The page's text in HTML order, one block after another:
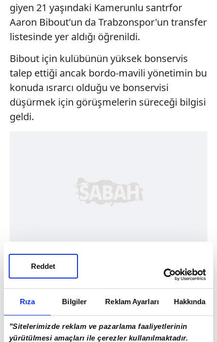
Rıza Bilgiler Reklam Ayarları Hakkında
"Sitelerimizde reklam ve pazarlama faaliyetlerinin
yürütülmesi amaçları ile çerezler kullanılmaktadır.
Reddet
giyen 21 yaşındaki Kamerunlu santrfor
Aaron Bibout'un da Trabzonspor'un transfer
listesinde yer aldığı öğrenildi.
Bibout için kulübünün yüksek bonservis
talep ettiği ancak bordo-mavili yönetimin bu
konuda ısrarcı olduğu ve bonservisi
düşürmek için görüşmelerin süreceği bilgisi
geldi.